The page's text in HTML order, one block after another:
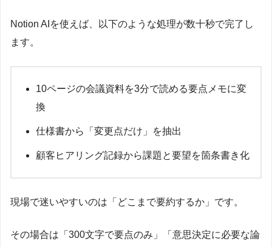
Notion AIを使えば、以下のような処理が数十秒で完了し
ます。
10ページの会議資料を3分で読める要点メモに変
換
仕様書から「変更点だけ」を抽出
顧客ヒアリング記録から課題と要望を箇条書き化
現場で迷いやすいのは「どこまで要約するか」です。
その場合は「300文字で要点のみ」「意思決定に必要な論